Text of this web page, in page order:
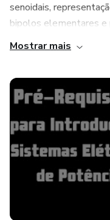
senoidais,
bipolos elementares e
Mostrar mais